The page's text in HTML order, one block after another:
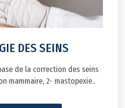
DES SEINS
de la correction des seins
mammaire, 2- mastopexie..